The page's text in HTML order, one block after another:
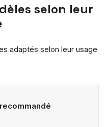
selon leur
adaptés selon leur usage